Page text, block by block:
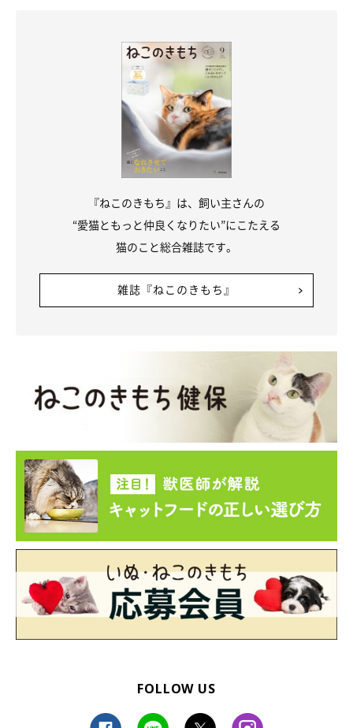
医院長 日本ペットマッサージ協会理事）
参考／「ねこのきもち」2018年1月号『ぽっかぽかサーモ画像付
き 3ステップで血行促進！冷えとりマッサージ』
※写真はスマホアプリ「いぬ・ねこのきもち」で投稿されたもの
※記事と写真に関連性はありませんので予めご了承ください。
『ねこのきもち』は、飼い主さんの
“愛猫ともっと仲良くなりたい”にこたえる
猫のこと総合雑誌です。
雑誌『ねこのきもち』
FOLLOW US